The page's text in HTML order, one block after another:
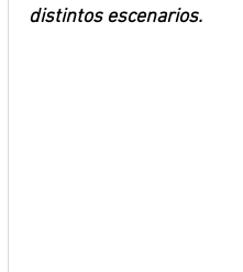
distintos escenarios.